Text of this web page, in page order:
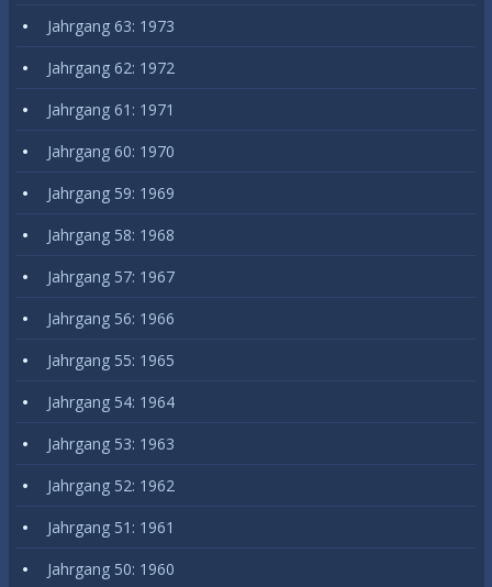
Jahrgang 63: 1973
Jahrgang 62: 1972
Jahrgang 61: 1971
Jahrgang 60: 1970
Jahrgang 59: 1969
Jahrgang 58: 1968
Jahrgang 57: 1967
Jahrgang 56: 1966
Jahrgang 55: 1965
Jahrgang 54: 1964
Jahrgang 53: 1963
Jahrgang 52: 1962
Jahrgang 51: 1961
Jahrgang 50: 1960